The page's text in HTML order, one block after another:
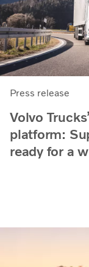
Press release
Volvo
platform:
ready for a